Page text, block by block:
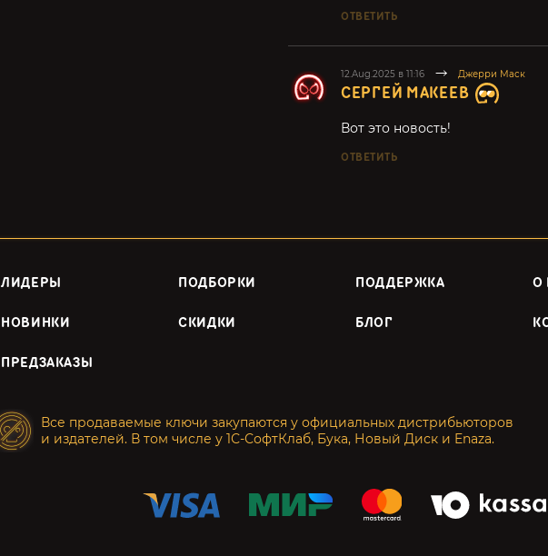
ОТВЕТИТЬ
12.Aug.2025 в 11:16 Джерри Маск
СЕРГЕЙ МАКЕЕВ
Вот это новость!
ОТВЕТИТЬ
ЛИДЕРЫ ПОДБОРКИ ПОДДЕРЖКА О
НОВИНКИ СКИДКИ БЛОГ
ПРЕДЗАКАЗЫ
Все продаваемые ключи закупаются у официальных дистрибьюторов
и издателей. В том числе у 1С-СофтКлаб, Бука, Новый Диск и Enaza.